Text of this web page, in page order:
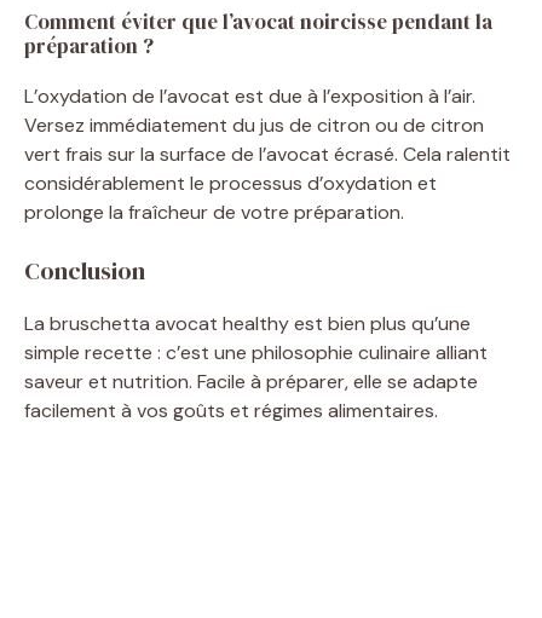
Comment éviter que l’avocat noircisse pendant la
préparation ?
L’oxydation de l’avocat est due à l’exposition à l’air.
Versez immédiatement du jus de citron ou de citron
vert frais sur la surface de l’avocat écrasé. Cela ralentit
considérablement le processus d’oxydation et
prolonge la fraîcheur de votre préparation.
Conclusion
La bruschetta avocat healthy est bien plus qu’une
simple recette : c’est une philosophie culinaire alliant
saveur et nutrition. Facile à préparer, elle se adapte
facilement à vos goûts et régimes alimentaires.